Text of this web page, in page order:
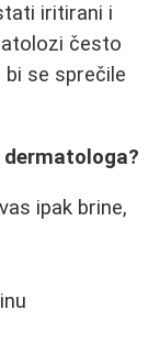
iritirani i
često
bi se sprečile
ipak brine,